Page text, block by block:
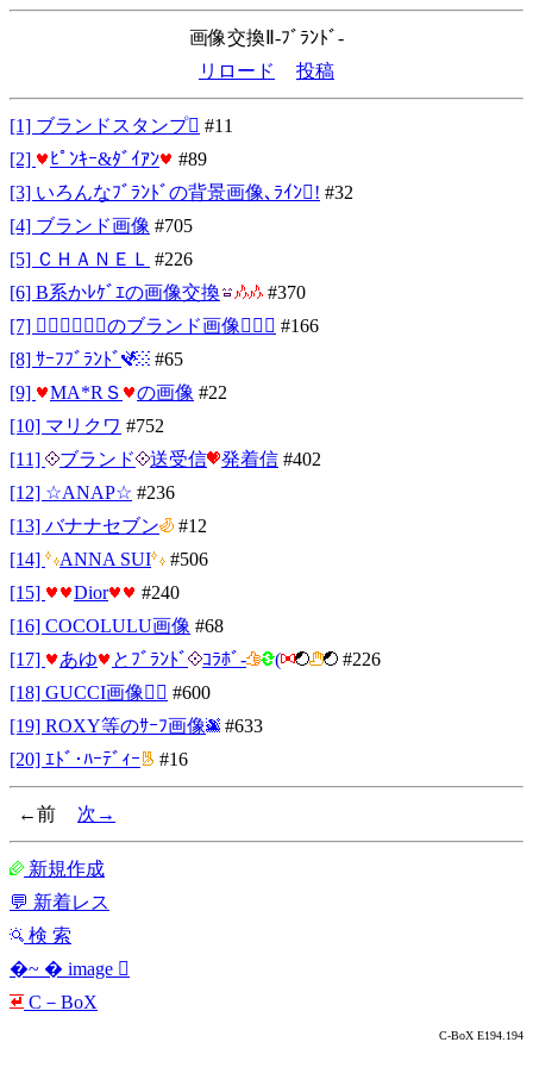
画像交換Ⅱ-ﾌﾞﾗﾝﾄﾞ-
リロード
投稿
[1] ブランドスタンプ #11
[2]
ﾋﾟﾝｷｰ&ﾀﾞｲｱﾝ
#89
[3] いろんなﾌﾞﾗﾝﾄﾞの背景画像､ﾗｲﾝ! #32
[4] ブランド画像 #705
[5] ＣＨＡＮＥＬ #226
[6] Β系かﾚｹﾞｴの画像交換
#370
[7] ━１０９のブランド画像━ #166
[8] ｻｰﾌﾌﾞﾗﾝﾄﾞ
#65
[9]
ΜA*RＳ の画像 #22
[10] マリクワ #752
[11]
ブランド 送受信 発着信 #402
[12] ☆ANAP☆ #236
[13] バナナセブン
#12
[14]
ANNA SUI
#506
[15]
Dior
#240
[16] COCOLULU画像 #68
[17]
あゆ とﾌﾞﾗﾝﾄﾞ ｺﾗﾎﾞ- (
#226
[18] GUCCI画像 #600
[19] ROXY等のｻｰﾌ画像
#633
[20] ｴﾄﾞ･ﾊｰﾃﾞｨｰ
#16
←前 次→
新規作成
💬 新着レス
検 索
�~ � image 
С－ΒоΧ
C-BoX E194.194